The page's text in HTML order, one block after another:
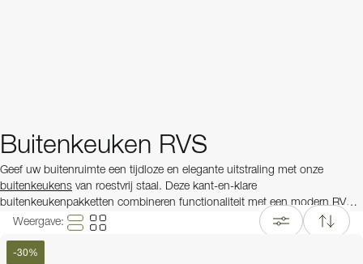
Buitenkeuken RVS
Geef uw buitenruimte een tijdloze en elegante uitstraling met onze
buitenkeukens van roestvrij staal. Deze kant-en-klare
buitenkeukenpakketten combineren functionaliteit met een modern RVS-
design – ideaal voor iedereen die een complete kookomgeving in de open
Weergave:
-30%